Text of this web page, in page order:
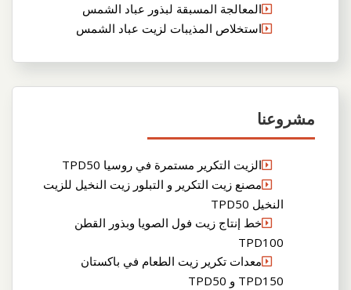
المعالجة المسبقة لبذور عباد الشمس
استخلاص المذيبات لزيت عباد الشمس
مشروعنا
الزيت التكرير مستمرة في روسيا TPD50
مصنع زيت التكرير و التبلور زيت النخيل للزيت
النخيل TPD50
خط إنتاج زيت فول الصويا وبذور القطن
TPD100
معدات تكرير زيت الطعام في باكستان
TPD150 و TPD50